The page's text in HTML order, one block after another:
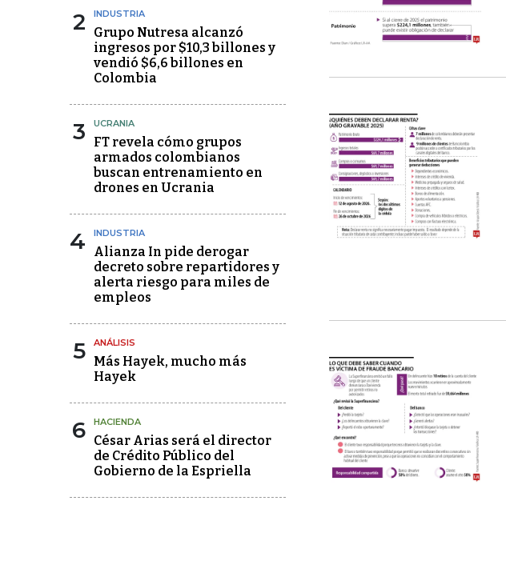
2 INDUSTRIA
Grupo Nutresa alcanzó
ingresos por $10,3 billones y
vendió $6,6 billones en
Colombia
3 UCRANIA
FT revela cómo grupos
armados colombianos
buscan entrenamiento en
drones en Ucrania
4 INDUSTRIA
Alianza In pide derogar
decreto sobre repartidores y
alerta riesgo para miles de
empleos
5 ANÁLISIS
Más Hayek, mucho más
Hayek
6 HACIENDA
César Arias será el director
de Crédito Público del
Gobierno de la Espriella